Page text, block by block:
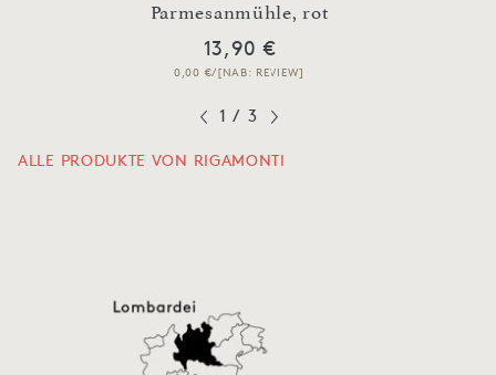
Parmesanmühle, rot
13,90 €
0,00 €/[NAB: REVIEW]
1 / 3
ALLE PRODUKTE VON RIGAMONTI